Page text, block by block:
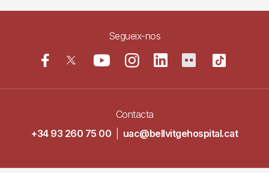
Segueix-nos
Contacta
+34 93 260 75 00
uac@bellvitgehospital.cat